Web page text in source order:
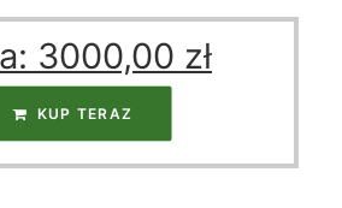
3000,00 zł
KUP TERAZ